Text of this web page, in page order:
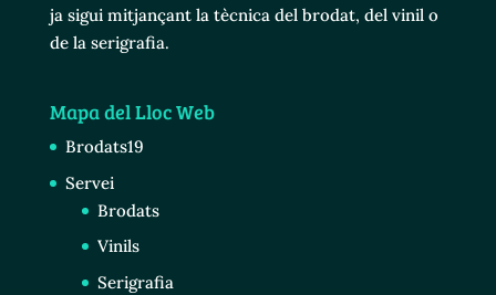
ja sigui mitjançant la tècnica del brodat, del vinil o
de la serigrafia.
Mapa del Lloc Web
Brodats19
Servei
Brodats
Vinils
Serigrafia